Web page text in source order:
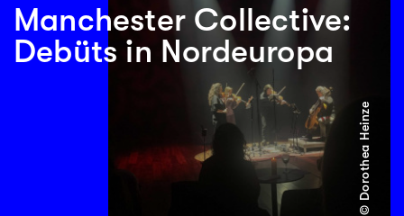
Manchester Collective:
Debüts in Nordeuropa
© Dorothea Heinze